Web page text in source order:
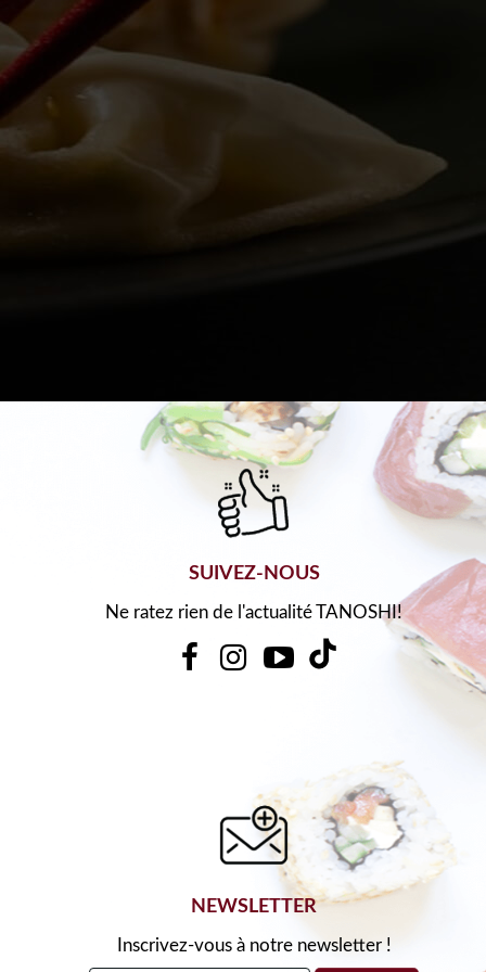
SUIVEZ-NOUS
Ne ratez rien de l'actualité TANOSHI!
NEWSLETTER
Inscrivez-vous à notre newsletter !